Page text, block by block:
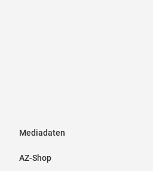
Mediadaten
AZ-Shop